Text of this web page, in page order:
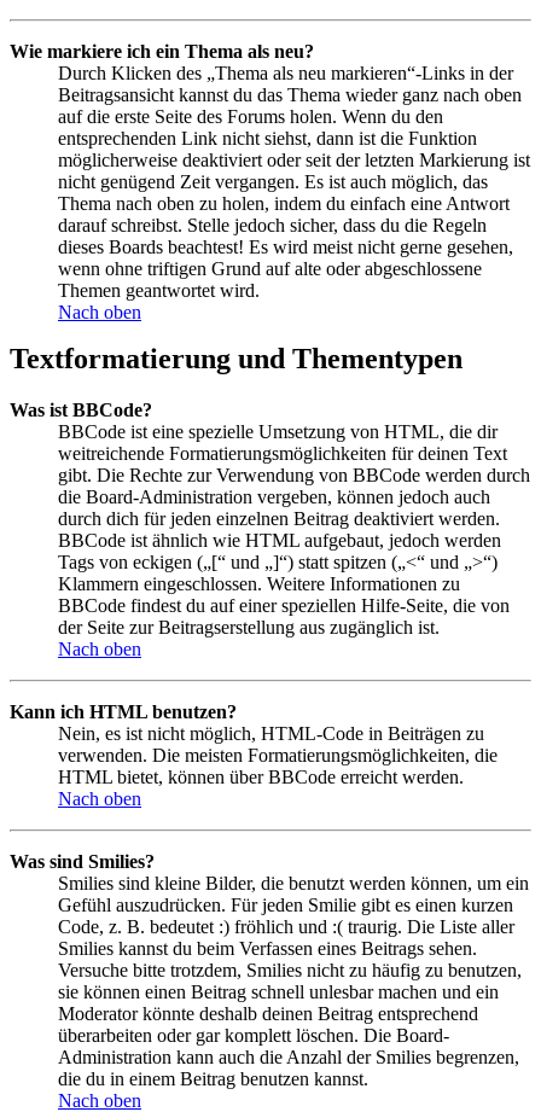
Wie markiere ich ein Thema als neu?
Durch Klicken des „Thema als neu markieren“-Links in der
Beitragsansicht kannst du das Thema wieder ganz nach oben
auf die erste Seite des Forums holen. Wenn du den
entsprechenden Link nicht siehst, dann ist die Funktion
möglicherweise deaktiviert oder seit der letzten Markierung ist
nicht genügend Zeit vergangen. Es ist auch möglich, das
Thema nach oben zu holen, indem du einfach eine Antwort
darauf schreibst. Stelle jedoch sicher, dass du die Regeln
dieses Boards beachtest! Es wird meist nicht gerne gesehen,
wenn ohne triftigen Grund auf alte oder abgeschlossene
Themen geantwortet wird.
Nach oben
Textformatierung und Thementypen
Was ist BBCode?
BBCode ist eine spezielle Umsetzung von HTML, die dir
weitreichende Formatierungsmöglichkeiten für deinen Text
gibt. Die Rechte zur Verwendung von BBCode werden durch
die Board-Administration vergeben, können jedoch auch
durch dich für jeden einzelnen Beitrag deaktiviert werden.
BBCode ist ähnlich wie HTML aufgebaut, jedoch werden
Tags von eckigen („[“ und „]“) statt spitzen („<“ und „>“)
Klammern eingeschlossen. Weitere Informationen zu
BBCode findest du auf einer speziellen Hilfe-Seite, die von
der Seite zur Beitragserstellung aus zugänglich ist.
Nach oben
Kann ich HTML benutzen?
Nein, es ist nicht möglich, HTML-Code in Beiträgen zu
verwenden. Die meisten Formatierungsmöglichkeiten, die
HTML bietet, können über BBCode erreicht werden.
Nach oben
Was sind Smilies?
Smilies sind kleine Bilder, die benutzt werden können, um ein
Gefühl auszudrücken. Für jeden Smilie gibt es einen kurzen
Code, z. B. bedeutet :) fröhlich und :( traurig. Die Liste aller
Smilies kannst du beim Verfassen eines Beitrags sehen.
Versuche bitte trotzdem, Smilies nicht zu häufig zu benutzen,
sie können einen Beitrag schnell unlesbar machen und ein
Moderator könnte deshalb deinen Beitrag entsprechend
überarbeiten oder gar komplett löschen. Die Board-
Administration kann auch die Anzahl der Smilies begrenzen,
die du in einem Beitrag benutzen kannst.
Nach oben